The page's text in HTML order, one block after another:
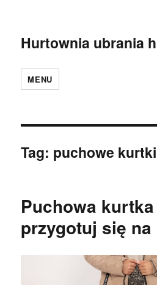
Hurtownia ubrania
MENU
Tag: puchowe
Puchowa
przygotuj się na